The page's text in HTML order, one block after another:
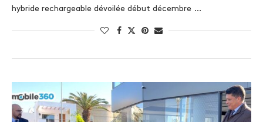
hybride rechargeable dévoilée début décembre …